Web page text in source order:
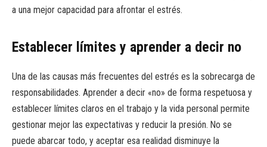
a una mejor capacidad para afrontar el estrés.
Establecer límites y aprender a decir no
Una de las causas más frecuentes del estrés es la sobrecarga de
responsabilidades. Aprender a decir «no» de forma respetuosa y
establecer límites claros en el trabajo y la vida personal permite
gestionar mejor las expectativas y reducir la presión. No se
puede abarcar todo, y aceptar esa realidad disminuye la